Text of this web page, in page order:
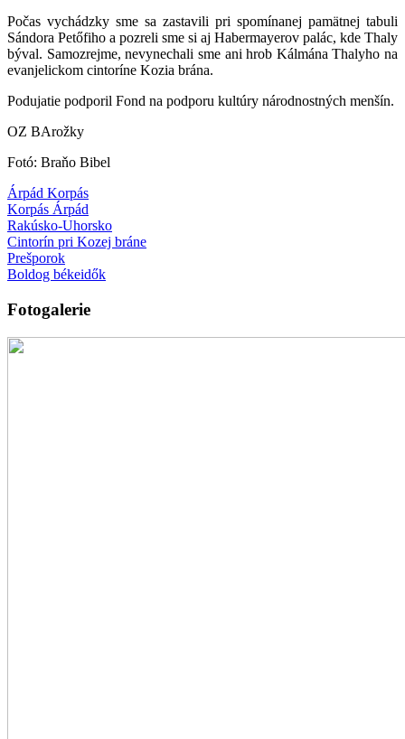
Počas vychádzky sme sa zastavili pri spomínanej pamätnej tabuli
Sándora Petőfiho a pozreli sme si aj Habermayerov palác, kde Thaly
býval. Samozrejme, nevynechali sme ani hrob Kálmána Thalyho na
evanjelickom cintoríne Kozia brána.
Podujatie podporil Fond na podporu kultúry národnostných menšín.
OZ BArožky
Fotó: Braňo Bibel
Árpád Korpás
Korpás Árpád
Rakúsko-Uhorsko
Cintorín pri Kozej bráne
Prešporok
Boldog békeidők
Fotogalerie